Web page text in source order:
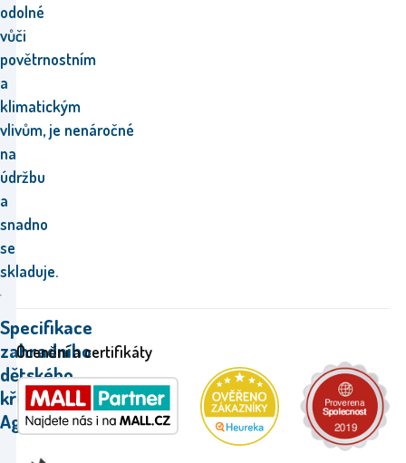
odolné
vůči
povětrnostním
a
klimatickým
vlivům, je nenáročné
na
údržbu
a
snadno
se
skladuje.
Specifikace
zahradního
dětského
křesla
Aga.
Ocenění a certifikáty